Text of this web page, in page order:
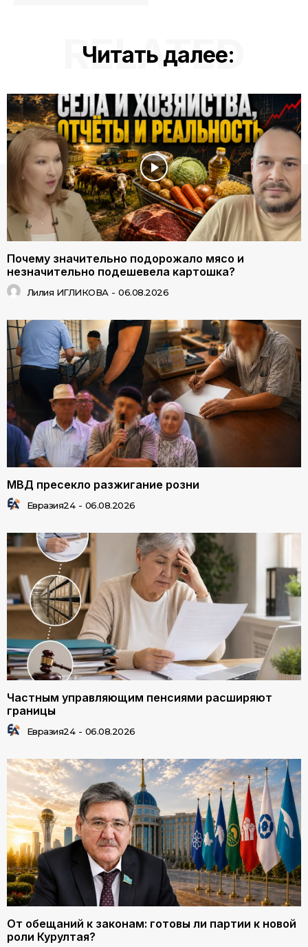
Читать далее:
RELATED
Почему значительно подорожало мясо и
незначительно подешевела картошка?
Лилия ИГЛИКОВА - 06.08.2026
МВД пресекло разжигание розни
Евразия24 - 06.08.2026
Частным управляющим пенсиями расширяют
границы
Евразия24 - 06.08.2026
От обещаний к законам: готовы ли партии к новой
роли Курултая?